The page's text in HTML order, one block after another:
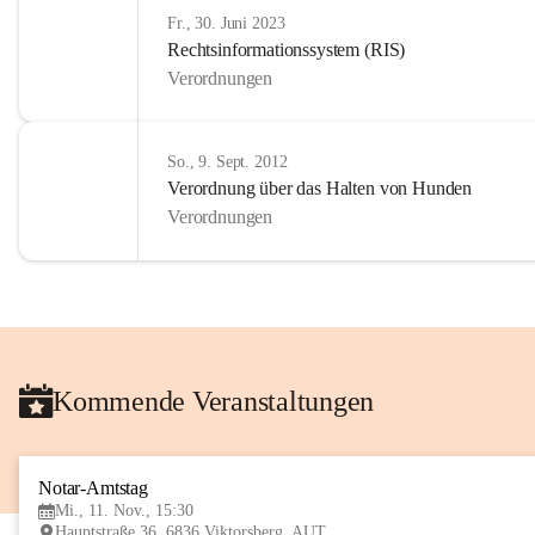
Fr., 30. Juni 2023
Rechtsinformationssystem (RIS)
Verordnungen
So., 9. Sept. 2012
Verordnung über das Halten von Hunden
Verordnungen
Kommende Veranstaltungen
Notar-Amtstag
Mi., 11. Nov., 15:30